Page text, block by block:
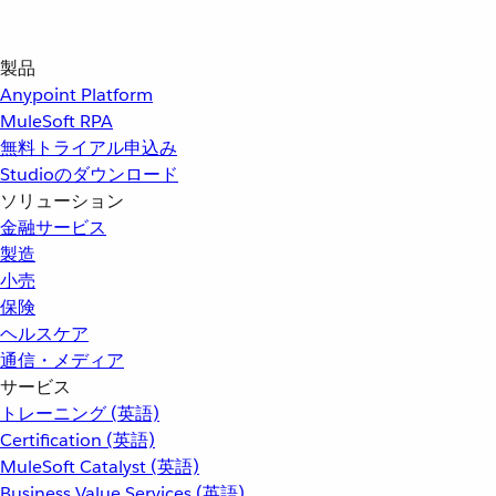
製品
Anypoint Platform
MuleSoft RPA
無料トライアル申込み
Studioのダウンロード
ソリューション
金融サービス
製造
小売
保険
ヘルスケア
通信・メディア
サービス
トレーニング (英語)
Certification (英語)
MuleSoft Catalyst (英語)